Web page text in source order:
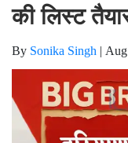
की लिस्ट
By Sonika Singh |